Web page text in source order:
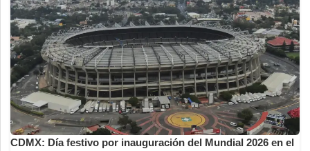
CDMX: Día festivo por inauguración del Mundial 2026 en el